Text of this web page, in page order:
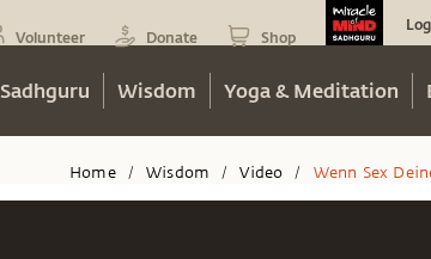
Volunteer Donate Shop
Sadhguru Wisdom Yoga & Meditation
Home / Wisdom / Video / Wenn Sex